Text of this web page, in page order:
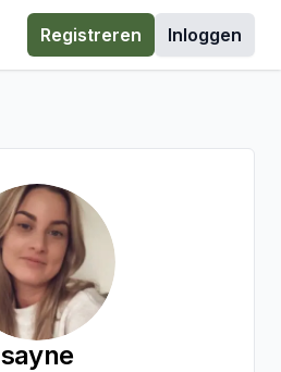
Registreren Inloggen
sayne